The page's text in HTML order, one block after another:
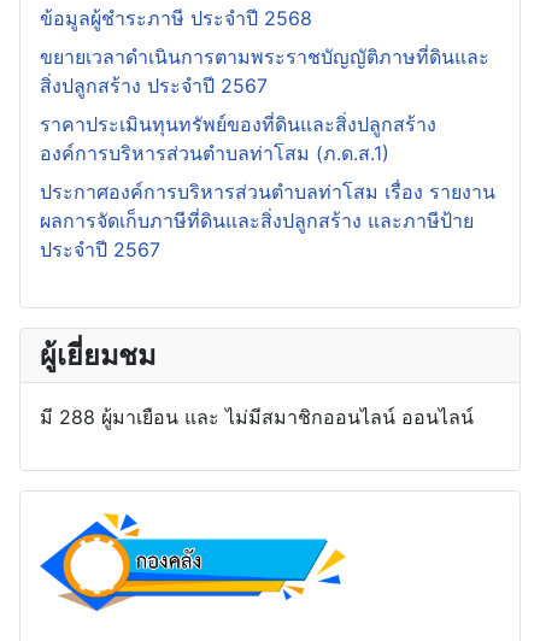
ข้อมูลผู้ชำระภาษี ประจำปี 2568
ขยายเวลาดำเนินการตามพระราชบัญญัติภาษที่ดินและ
สิ่งปลูกสร้าง ประจำปี 2567
ราคาประเมินทุนทรัพย์ของที่ดินและสิ่งปลูกสร้าง
องค์การบริหารส่วนตำบลท่าโสม (ภ.ด.ส.1)
ประกาศองค์การบริหารส่วนตำบลท่าโสม เรื่อง รายงาน
ผลการจัดเก็บภาษีที่ดินและสิ่งปลูกสร้าง และภาษีป้าย
ประจำปี 2567
ผู้เยี่ยมชม
มี 288 ผู้มาเยือน และ ไม่มีสมาชิกออนไลน์ ออนไลน์